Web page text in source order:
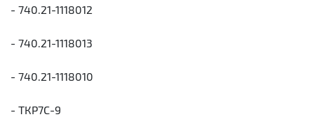
- 740.21-1118012
- 740.21-1118013
- 740.21-1118010
- ТКР7С-9